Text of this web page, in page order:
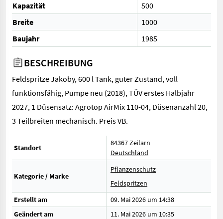
Kapazität
500
Breite
1000
Baujahr
1985
BESCHREIBUNG
Feldspritze Jakoby, 600 l Tank, guter Zustand, voll
funktionsfähig, Pumpe neu (2018), TÜV erstes Halbjahr
2027, 1 Düsensatz: Agrotop AirMix 110-04, Düsenanzahl 20,
3 Teilbreiten mechanisch. Preis VB.
Standort
84367 Zeilarn
Deutschland
Kategorie / Marke
Pflanzenschutz
Feldspritzen
Erstellt am
09. Mai 2026 um 14:38
Geändert am
11. Mai 2026 um 10:35